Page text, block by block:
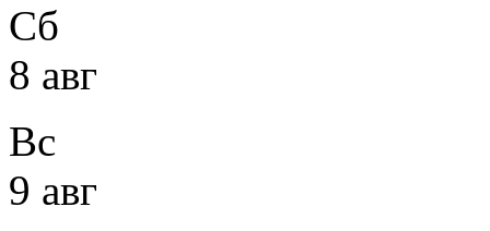
Сб
8 авг
Вс
9 авг